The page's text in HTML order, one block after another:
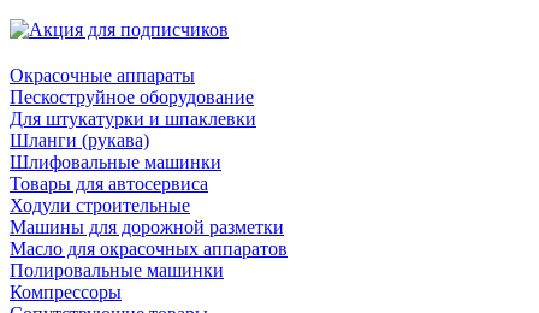
Окрасочные аппараты
Пескоструйное оборудование
Для штукатурки и шпаклевки
Шланги (рукава)
Шлифовальные машинки
Товары для автосервиса
Ходули строительные
Машины для дорожной разметки
Масло для окрасочных аппаратов
Полировальные машинки
Компрессоры